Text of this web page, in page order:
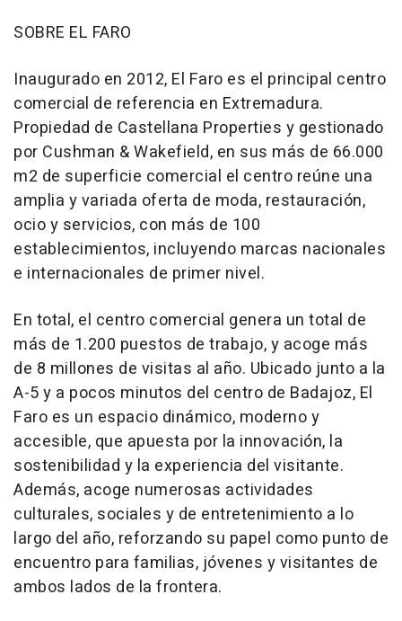
SOBRE EL FARO
Inaugurado en 2012, El Faro es el principal centro
comercial de referencia en Extremadura.
Propiedad de Castellana Properties y gestionado
por Cushman & Wakefield, en sus más de 66.000
m2 de superficie comercial el centro reúne una
amplia y variada oferta de moda, restauración,
ocio y servicios, con más de 100
establecimientos, incluyendo marcas nacionales
e internacionales de primer nivel.
En total, el centro comercial genera un total de
más de 1.200 puestos de trabajo, y acoge más
de 8 millones de visitas al año. Ubicado junto a la
A-5 y a pocos minutos del centro de Badajoz, El
Faro es un espacio dinámico, moderno y
accesible, que apuesta por la innovación, la
sostenibilidad y la experiencia del visitante.
Además, acoge numerosas actividades
culturales, sociales y de entretenimiento a lo
largo del año, reforzando su papel como punto de
encuentro para familias, jóvenes y visitantes de
ambos lados de la frontera.